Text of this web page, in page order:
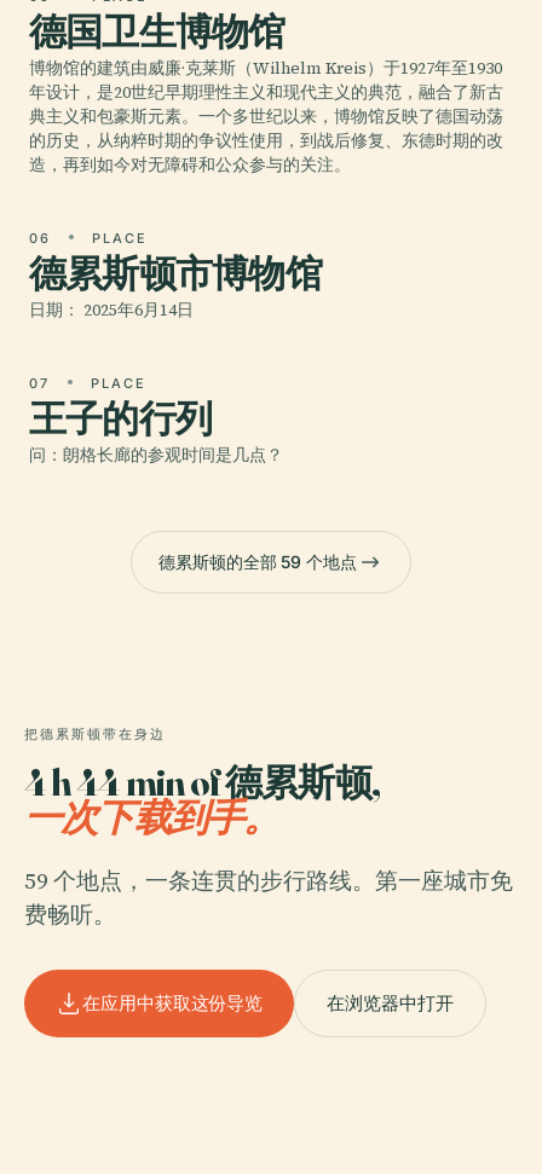
德国卫生博物馆
博物馆的建筑由威廉·克莱斯（Wilhelm Kreis）于1927年至1930
年设计，是20世纪早期理性主义和现代主义的典范，融合了新古
典主义和包豪斯元素。一个多世纪以来，博物馆反映了德国动荡
的历史，从纳粹时期的争议性使用，到战后修复、东德时期的改
造，再到如今对无障碍和公众参与的关注。
06 PLACE
德累斯顿市博物馆
日期： 2025年6月14日
07 PLACE
王子的行列
问：朗格长廊的参观时间是几点？
德累斯顿的全部 59 个地点
把德累斯顿带在身边
4 h 44 min of 德累斯顿,
一次下载到手。
59 个地点，一条连贯的步行路线。第一座城市免
费畅听。
在应用中获取这份导览 在浏览器中打开